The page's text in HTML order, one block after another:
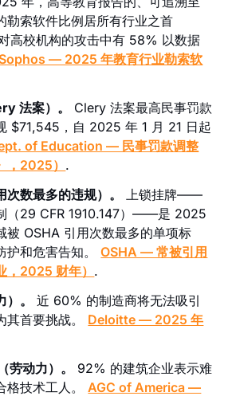
勒索软件比例居所有行业之首
高校机构的攻击中有 58% 以数据
Sophos — 2025 年教育行业勒索软
法案）。
Clery 法案最高民事罚款
$71,545，自 2025 年 1 月 21 日起
of Education — 民事罚款调整
，2025） .
数最多的违规）。
上锁挂牌——
（29 CFR 1910.147）——是 2025
被 OSHA 引用次数最多的单项标
护和危害告知。OSHA — 常被引用
，2025 财年） .
。
近 60% 的制造商将无法吸引
其首要挑战。 Deloitte — 2025 年
劳动力）。
92% 的建筑企业表示难
格技术工人。 AGC of America —